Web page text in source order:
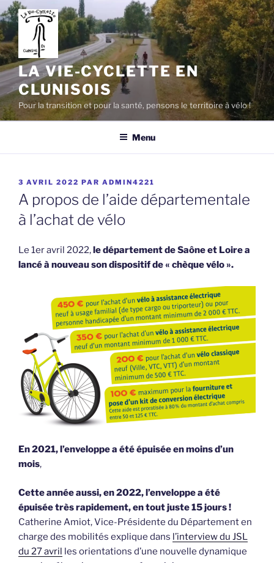
Aller
au
contenu
principal
LA VIE-CYCLETTE EN
CLUNISOIS
Pour la transition et pour la santé, pensons le territoire à vélo !
Menu
PUBLIÉ
LE
3 AVRIL 2022 PAR ADMIN4221
A propos de l’aide départementale
à l’achat de vélo
Le 1er avril 2022,le département de Saône et Loire a
lancé à nouveau son dispositif de « chèque vélo ».
En 2021, l’enveloppe a été épuisée en moins d’un
mois,
Cette année aussi, en 2022, l’enveloppe a été
épuisée très rapidement, en tout juste 15 jours !
Catherine Amiot, Vice-Présidente du Département en
charge des mobilités explique dans l’interview du JSL
du 27 avril les orientations d’une nouvelle dynamique